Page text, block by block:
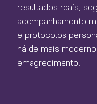
resultados reais,
acompanhamento
e protocolos
há de mais
emagrecimento.